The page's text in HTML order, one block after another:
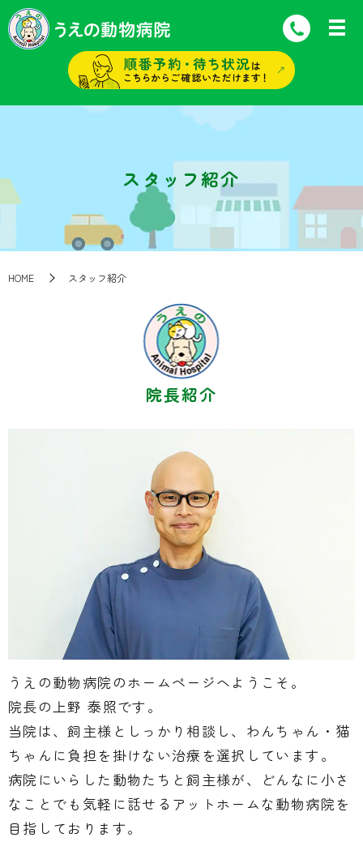
スタッフ紹介
HOME スタッフ紹介
院長紹介
うえの動物病院のホームページへようこそ。
院長の上野 泰照です。
当院は、飼主様としっかり相談し、わんちゃん・猫
ちゃんに負担を掛けない治療を選択しています。
病院にいらした動物たちと飼主様が、どんなに小さ
なことでも気軽に話せるアットホームな動物病院を
目指しております。